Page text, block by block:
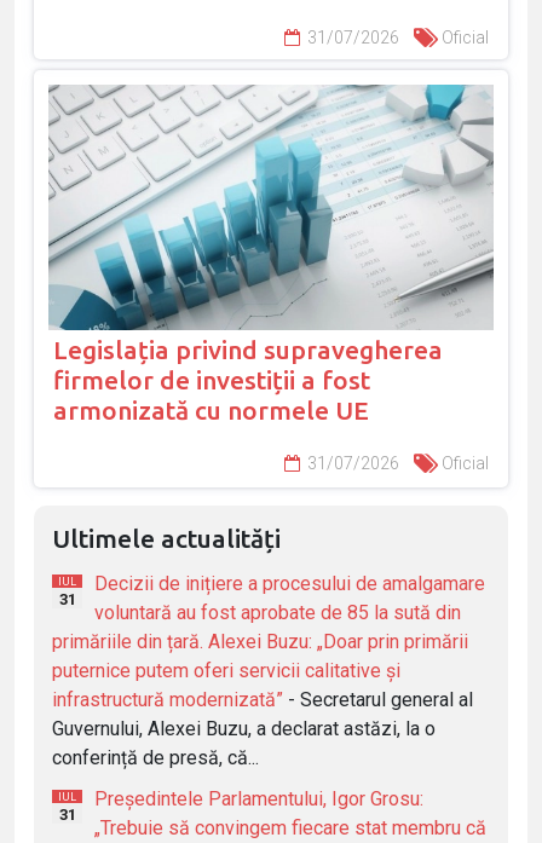
31/07/2026 Oficial
Legislația privind supravegherea
firmelor de investiții a fost
armonizată cu normele UE
31/07/2026 Oficial
Ultimele actualități
IUL
31
Decizii de inițiere a procesului de amalgamare
voluntară au fost aprobate de 85 la sută din
primăriile din țară. Alexei Buzu: „Doar prin primării
puternice putem oferi servicii calitative și
infrastructură modernizată” - Secretarul general al
Guvernului, Alexei Buzu, a declarat astăzi, la o
conferință de presă, că...
IUL
31
Președintele Parlamentului, Igor Grosu:
„Trebuie să convingem fiecare stat membru că